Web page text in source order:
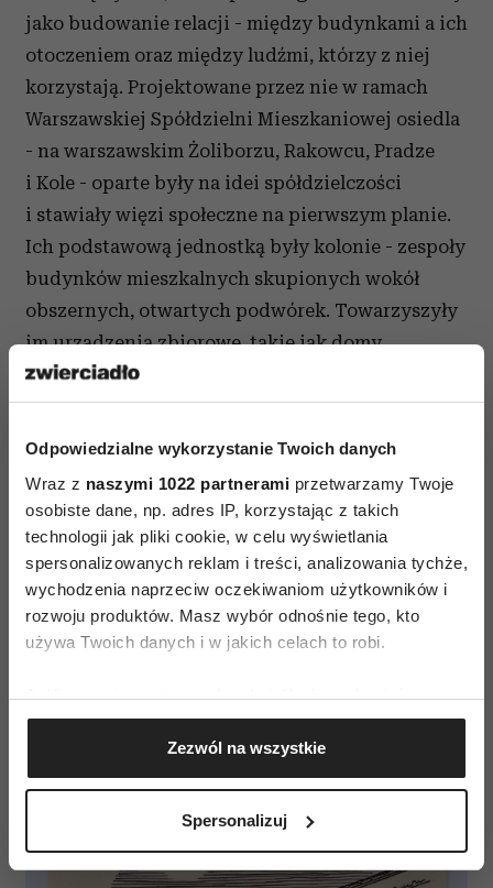
Odpowiedzialne wykorzystanie Twoich danych
Wraz z naszymi 1022 partnerami przetwarzamy Twoje
osobiste dane, np. adres IP, korzystając z takich
technologii jak pliki cookie, w celu wyświetlania
spersonalizowanych reklam i treści, analizowania tychże,
wychodzenia naprzeciw oczekiwaniom użytkowników i
rozwoju produktów. Masz wybór odnośnie tego, kto
używa Twoich danych i w jakich celach to robi.
Jeśli wyrazisz na to zgodę, chcielibyśmy również:
Gromadzić dane dotyczące Twojej lokalizacji
geograficznej z dokładnością nawet do kilku metrów
Identyfikować Twoje urządzenie, aktywnie
(fingerprinting, czyli wirtualny odcisk palca)
Zezwól na wszystkie
Spersonalizuj
jako budowanie relacji - między budynkami a ich
otoczeniem oraz między ludźmi, którzy z niej
korzystają. Projektowane przez nie w ramach
Warszawskiej Spółdzielni Mieszkaniowej osiedla
- na warszawskim Żoliborzu, Rakowcu, Pradze
i Kole - oparte były na idei spółdzielczości
i stawiały więzi społeczne na pierwszym planie.
Ich podstawową jednostką były kolonie - zespoły
budynków mieszkalnych skupionych wokół
obszernych, otwartych podwórek. Towarzyszyły
im urządzenia zbiorowe, takie jak domy
społeczne, przedszkola, szkoły, sklepy czy lokale
gastronomiczne, dostępne w niewielkiej
odległości od domu. Ważną funkcję pełniła też
z corbusierowskich „podstawowych radości”.
Była ona wprowadzana w różnych skalach: od
zielonych podwórzy i parków po uprawy
doniczkowe, w których mieszkańców wspierał
„pensjonat roślinny” działający przy WSM